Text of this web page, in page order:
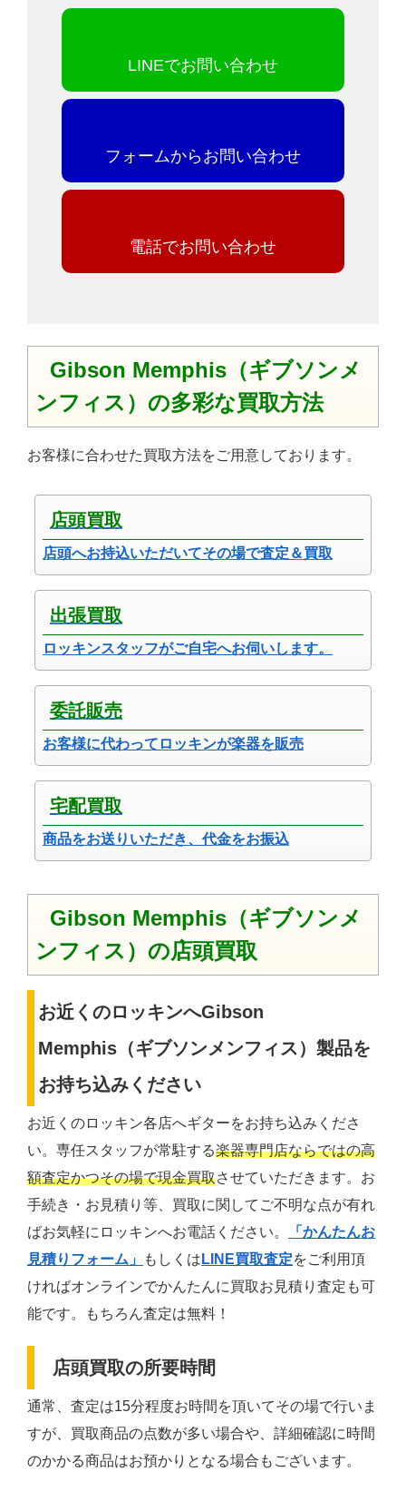
LINEでお問い合わせ
フォームからお問い合わせ
電話でお問い合わせ
Gibson Memphis（ギブソンメ
ンフィス）の多彩な買取方法
お客様に合わせた買取方法をご用意しております。
店頭買取
店頭へお持込いただいてその場で査定＆買取
出張買取
ロッキンスタッフがご自宅へお伺いします。
委託販売
お客様に代わってロッキンが楽器を販売
宅配買取
商品をお送りいただき、代金をお振込
Gibson Memphis（ギブソンメ
ンフィス）の店頭買取
お近くのロッキンへGibson
Memphis（ギブソンメンフィス）製品を
お持ち込みください
お近くのロッキン各店へギターをお持ち込みくださ
い。専任スタッフが常駐する楽器専門店ならではの高
額査定かつその場で現金買取させていただきます。お
手続き・お見積り等、買取に関してご不明な点が有れ
ばお気軽にロッキンへお電話ください。
「かんたんお
見積りフォーム」
もしくは LINE買取査定をご利用頂
ければオンラインでかんたんに買取お見積り査定も可
能です。もちろん査定は無料！
店頭買取の所要時間
通常、査定は15分程度お時間を頂いてその場で行いま
すが、買取商品の点数が多い場合や、詳細確認に時間
のかかる商品はお預かりとなる場合もございます。